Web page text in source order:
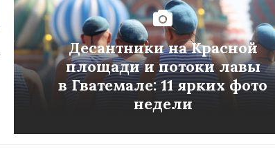
Десантники на Красной
площади и потоки лавы
в Гватемале: 11 ярких фото
недели